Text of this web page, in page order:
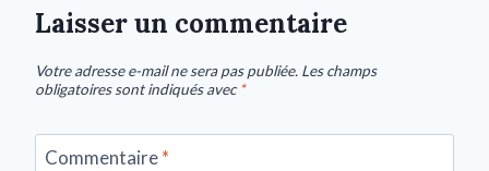
Laisser un commentaire
Votre adresse e-mail ne sera pas publiée. Les champs
obligatoires sont indiqués avec*
Commentaire*